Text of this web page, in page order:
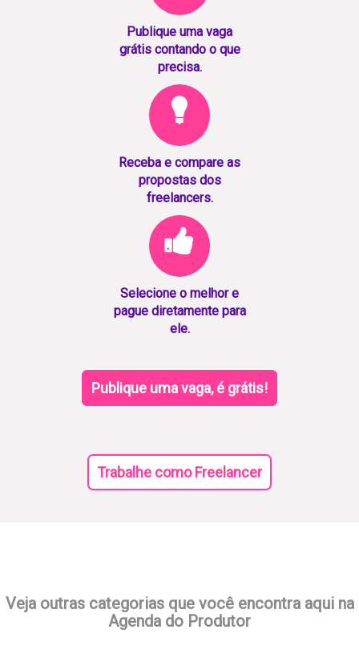
Publique uma vaga
grátis contando o que
precisa.
Receba e compare as
propostas dos
freelancers.
Selecione o melhor e
pague diretamente para
ele.
Publique uma vaga, é grátis!
Trabalhe como Freelancer
Veja outras categorias que você encontra aqui na
Agenda do Produtor